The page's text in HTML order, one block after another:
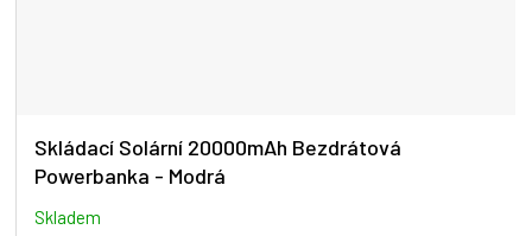
Skládací Solární 20000mAh Bezdrátová
Powerbanka - Modrá
Skladem